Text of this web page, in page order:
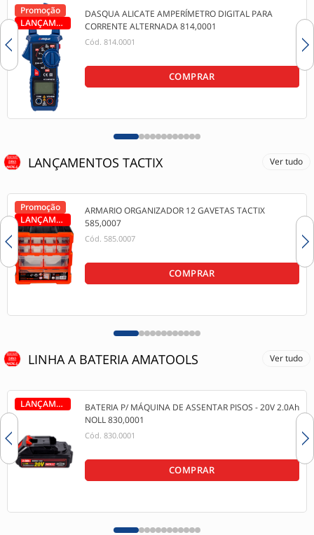
Promoção
LANÇAMENTO
DASQUA ALICATE AMPERÍMETRO DIGITAL PARA
CORRENTE ALTERNADA 814,0001
Cód. 814.0001
COMPRAR
LANÇAMENTOS TACTIX Ver tudo
Promoção
LANÇAMENTO
ARMARIO ORGANIZADOR 12 GAVETAS TACTIX
585,0007
Cód. 585.0007
COMPRAR
LINHA A BATERIA AMATOOLS Ver tudo
LANÇAMENTO
BATERIA P/ MÁQUINA DE ASSENTAR PISOS - 20V 2.0Ah
NOLL 830,0001
Cód. 830.0001
COMPRAR